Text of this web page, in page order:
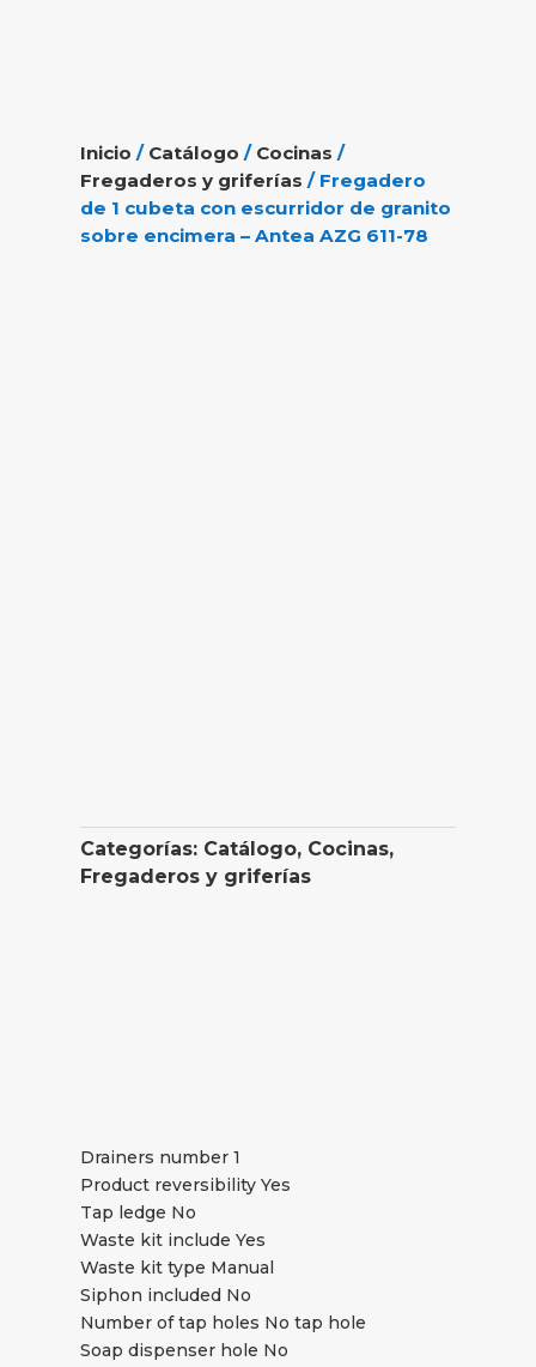
Inicio / Catálogo / Cocinas /
Fregaderos y griferías / Fregadero
de 1 cubeta con escurridor de granito
sobre encimera – Antea AZG 611-78
Categorías: Catálogo, Cocinas,
Fregaderos y griferías
Drainers number 1
Product reversibility Yes
Tap ledge No
Waste kit include Yes
Waste kit type Manual
Siphon included No
Number of tap holes No tap hole
Soap dispenser hole No